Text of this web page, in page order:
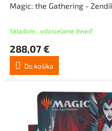
Magic: the Gathering -
Skladom - odosielame ihneď
288,07 €
Do košíka